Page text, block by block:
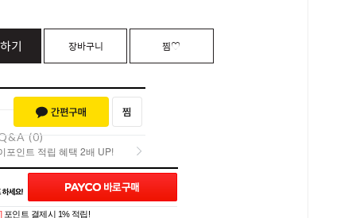
기 장바구니 찜♡
포인트 적립 혜택 2배 UP!
포인트 적립 혜택 2배 UP!
포인트 결제시 1% 적립!
(0)